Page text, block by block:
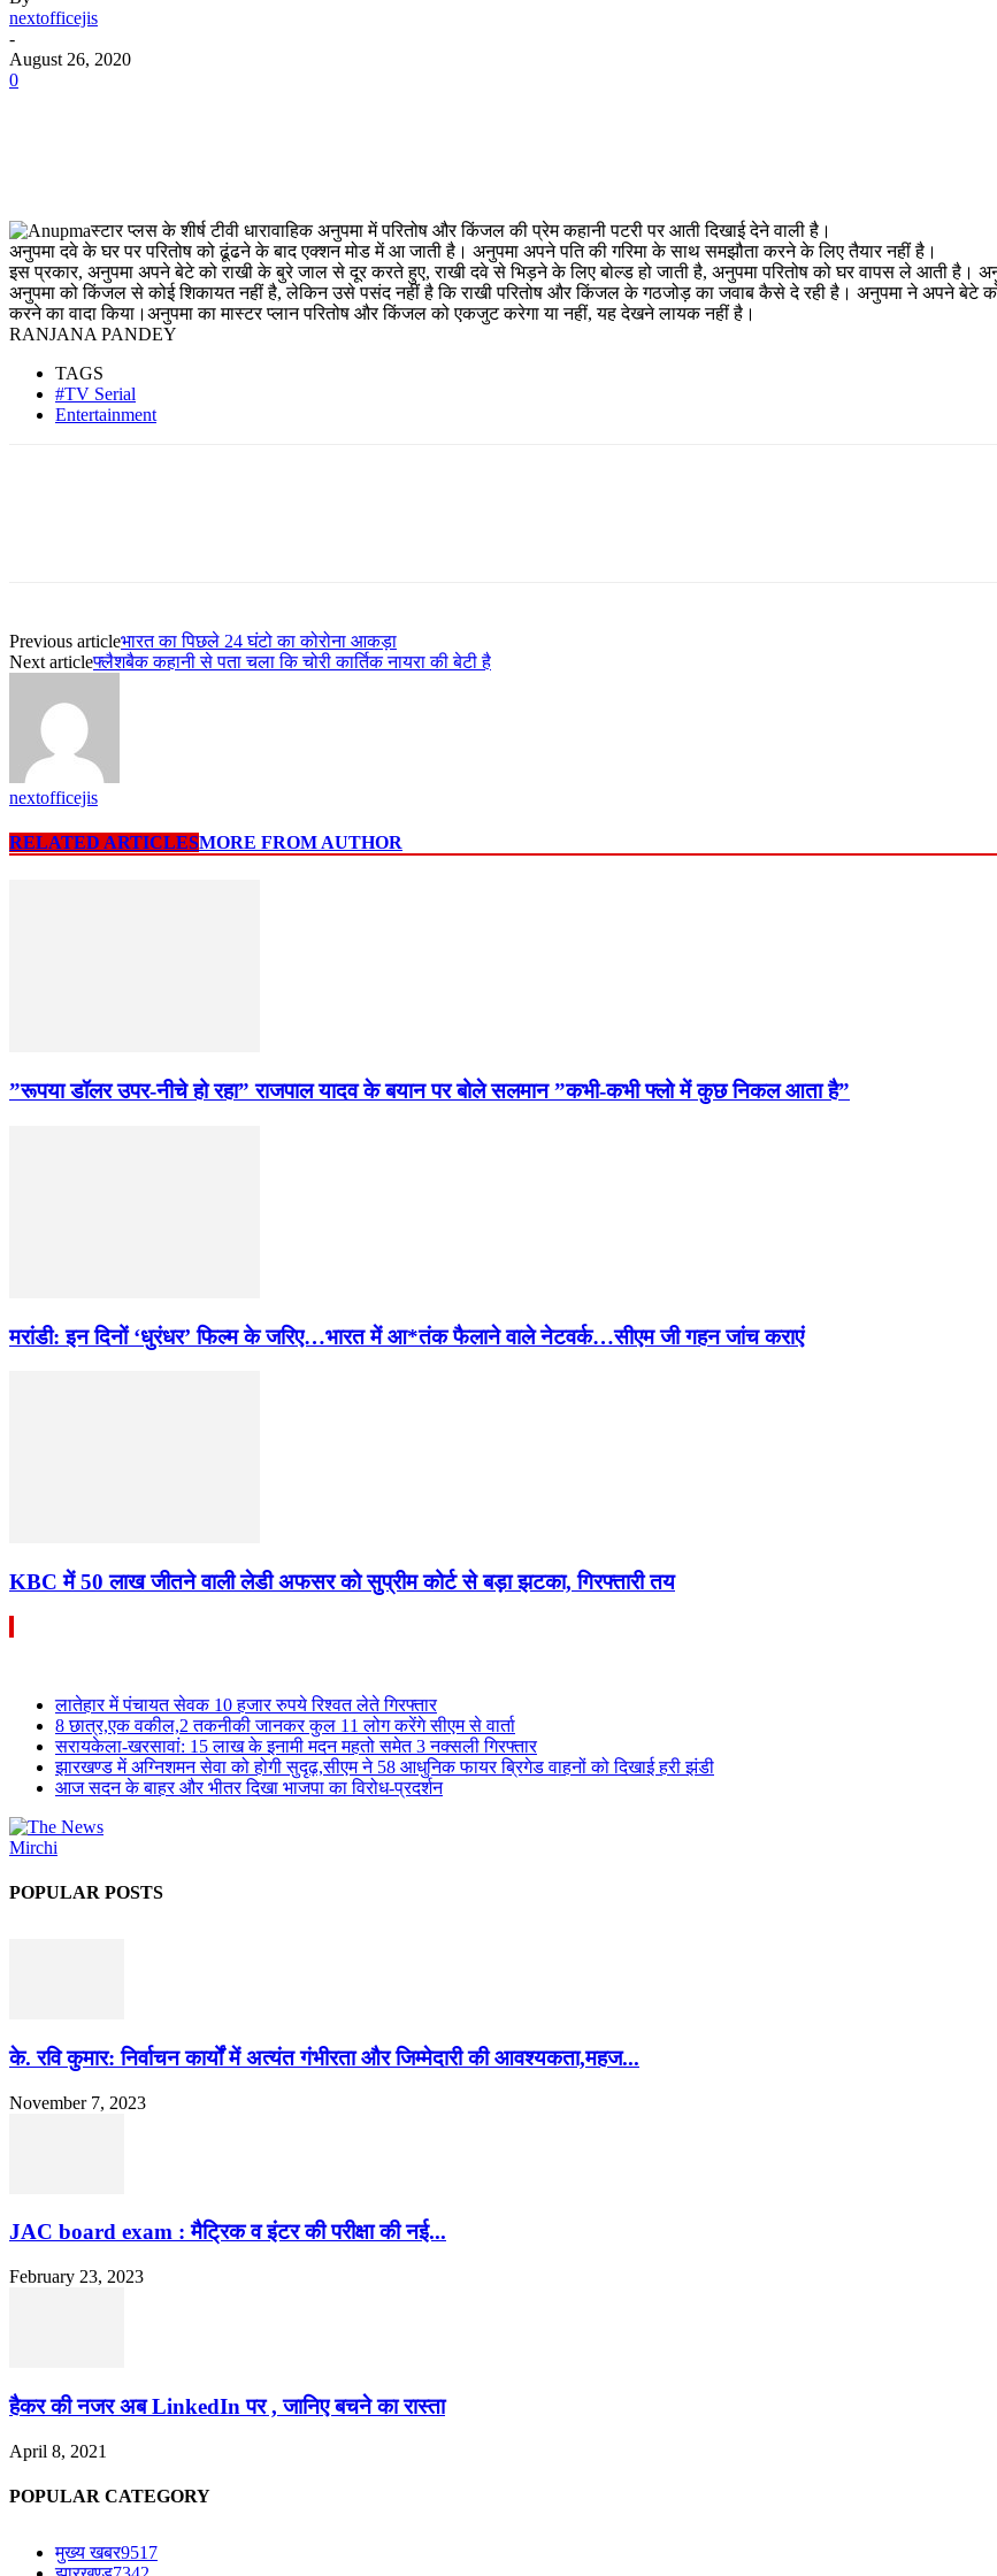
nextofficejis
-
August 26, 2020
0
स्टार प्लस के शीर्ष टीवी धारावाहिक अनुपमा में परितोष और किंजल की प्रेम कहानी पटरी पर आती दिखाई देने वाली है।
अनुपमा दवे के घर पर परितोष को ढूंढने के बाद एक्शन मोड में आ जाती है। अनुपमा अपने पति की गरिमा के साथ समझौता करने के लिए तैयार नहीं है।
इस प्रकार, अनुपमा अपने बेटे को राखी के बुरे जाल से दूर करते हुए, राखी दवे से भिड़ने के लिए बोल्ड हो जाती है, अनुपमा परितोष को घर वापस ले आती
अनुपमा को किंजल से कोई शिकायत नहीं है, लेकिन उसे पसंद नहीं है कि राखी परितोष और किंजल के गठजोड़ का जवाब कैसे दे रही है। अनुपमा ने अपने बेटे
करने का वादा किया।अनुपमा का मास्टर प्लान परितोष और किंजल को एकजुट करेगा या नहीं, यह देखने लायक नहीं है।
RANJANA PANDEY
TAGS
#TV Serial
Entertainment
Previous articleभारत का पिछले 24 घंटो का कोरोना आकड़ा
Next articleफ्लैशबैक कहानी से पता चला कि चोरी कार्तिक नायरा की बेटी है
nextofficejis
RELATED ARTICLESMORE FROM AUTHOR
”रूपया डॉलर उपर-नीचे हो रहा” राजपाल यादव के बयान पर बोले सलमान ”कभी-कभी फ्लो में कुछ निकल आता है”
मरांडी: इन दिनों ‘धुरंधर’ फिल्म के जरिए…भारत में आ*तंक फैलाने वाले नेटवर्क…सीएम जी गहन जांच कराएं
KBC में 50 लाख जीतने वाली लेडी अफसर को सुप्रीम कोर्ट से बड़ा झटका, गिरफ्तारी तय
लातेहार में पंचायत सेवक 10 हजार रुपये रिश्वत लेते गिरफ्तार
8 छात्र,एक वकील,2 तकनीकी जानकर कुल 11 लोग करेंगे सीएम से वार्ता
सरायकेला-खरसावां: 15 लाख के इनामी मदन महतो समेत 3 नक्सली गिरफ्तार
झारखण्ड में अग्निशमन सेवा को होगी सुदृढ़,सीएम ने 58 आधुनिक फायर ब्रिगेड वाहनों को दिखाई हरी झंडी
आज सदन के बाहर और भीतर दिखा भाजपा का विरोध-प्रदर्शन
POPULAR POSTS
के. रवि कुमार: निर्वाचन कार्यों में अत्यंत गंभीरता और जिम्मेदारी की आवश्यकता,महज...
November 7, 2023
JAC board exam : मैट्रिक व इंटर की परीक्षा की नई...
February 23, 2023
हैकर की नजर अब LinkedIn पर , जानिए बचने का रास्ता
April 8, 2021
POPULAR CATEGORY
मुख्य खबर9517